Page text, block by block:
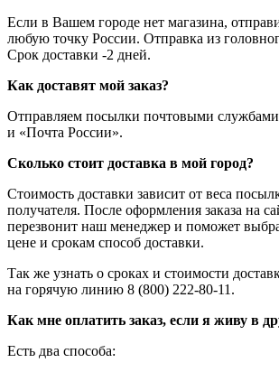
Если в Вашем городе нет магазина,
любую точку России. Отправка из
Срок доставки -2 дней.
Как доставят мой заказ?
Отправляем посылки почтовыми
и «Почта России».
Сколько стоит доставка в мой город?
Стоимость доставки зависит от веса
получателя. После оформления заказа на
перезвонит наш менеджер и поможет
цене и срокам способ доставки.
Так же узнать о сроках и стоимости
на горячую линию 8 (800) 222-80-11.
Как мне оплатить заказ, если я живу в
Есть два способа: